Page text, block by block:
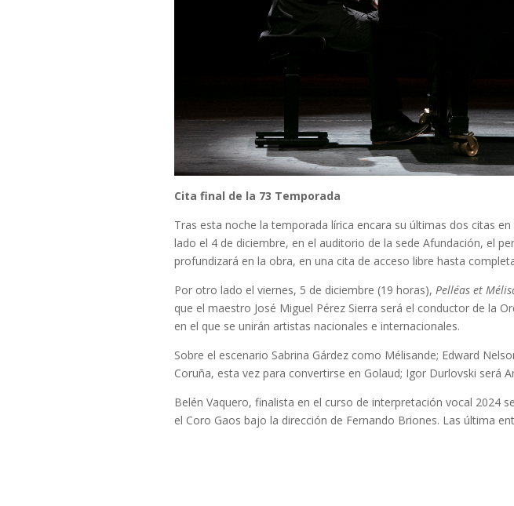
Cita final de la 73 Temporada
Tras esta noche la temporada lírica encara su últimas dos citas
lado el 4 de diciembre, en el auditorio de la sede Afundación, el
profundizará en la obra, en una cita de acceso libre hasta
Por otro lado el viernes, 5 de diciembre (19 horas), Pelléas et
que el maestro José Miguel Pérez Sierra será el conductor de la
en el que se unirán artistas nacionales e internacionales.
Sobre el escenario Sabrina Gárdez como Mélisande; Edward
Coruña, esta vez para convertirse en Golaud; Igor Durlovski será
Belén Vaquero, finalista en el curso de interpretación vocal 2024
el Coro Gaos bajo la dirección de Fernando Briones. Las última